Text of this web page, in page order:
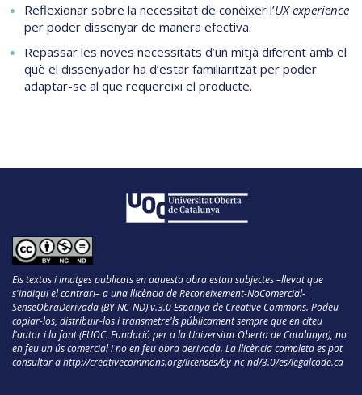
Reflexionar sobre la necessitat de conèixer l’UX experience
per poder dissenyar de manera efectiva.
Repassar les noves necessitats d’un mitjà diferent amb el
què el dissenyador ha d’estar familiaritzat per poder
adaptar-se al que requereixi el producte.
Els textos i imatges publicats en aquesta obra estan subjectes –llevat que
s'indiqui el contrari– a una llicència de Reconeixement-NoComercial-
SenseObraDerivada (BY-NC-ND) v.3.0 Espanya de Creative Commons. Podeu
copiar-los, distribuir-los i transmetre'ls públicament sempre que en citeu
l'autor i la font (FUOC. Fundació per a la Universitat Oberta de Catalunya), no
en feu un ús comercial i no en feu obra derivada. La llicència completa es pot
consultar ahttp://creativecommons.org/licenses/by-nc-nd/3.0/es/legalcode.ca